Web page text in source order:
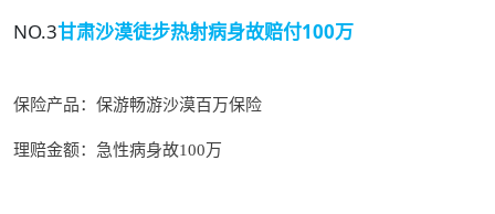
NO.3甘肃沙漠徒步热射病身故赔付100万
保险产品： 保游畅游沙漠百万保险
理赔金额：急性病身故100万